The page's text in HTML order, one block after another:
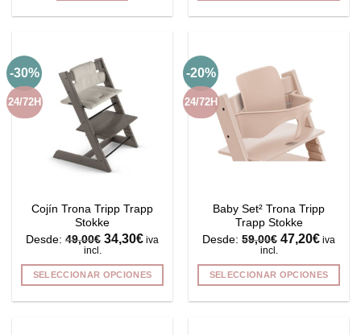
variantes.
Las
opciones
se
pueden
elegir
página
de
producto
-30%
24/72H
Cojín Trona Tripp Trapp
Stokke
Desde: 49,00€ 34,30€ iva
incl.
SELECCIONAR OPCIONES
-20%
24/72H
Baby Set² Trona Tripp
Trapp Stokke
Desde: 59,00€ 47,20€ iva
incl.
SELECCIONAR OPCIONES